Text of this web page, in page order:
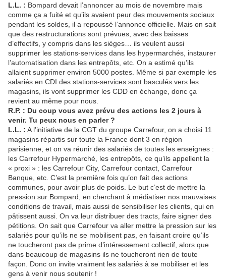
L.L. : Bompard devait l’annoncer au mois de novembre mais
comme ça a fuité et qu’ils avaient peur des mouvements sociaux
pendant les soldes, il a repoussé l’annonce officielle. Mais on sait
que des restructurations sont prévues, avec des baisses
d’effectifs, y compris dans les sièges… ils veulent aussi
supprimer les stations-services dans les hypermarchés, instaurer
l’automatisation dans les entrepôts, etc. On a estimé qu’ils
allaient supprimer environ 5000 postes. Même si par exemple les
salariés en CDI des stations-services sont basculés vers les
magasins, ils vont supprimer les CDD en échange, donc ça
revient au même pour nous.
R.P. : Du coup vous avez prévu des actions les 2 jours à
venir. Tu peux nous en parler ?
L.L. : A l’initiative de la CGT du groupe Carrefour, on a choisi 11
magasins répartis sur toute la France dont 3 en région
parisienne, et on va réunir des salariés de toutes les enseignes :
les Carrefour Hypermarché, les entrepôts, ce qu’ils appellent la
« proxi » : les Carrefour City, Carrefour contact, Carrefour
Banque, etc. C’est la première fois qu’on fait des actions
communes, pour avoir plus de poids. Le but c’est de mettre la
pression sur Bompard, en cherchant à médiatiser nos mauvaises
conditions de travail, mais aussi de sensibiliser les clients, qui en
pâtissent aussi. On va leur distribuer des tracts, faire signer des
pétitions. On sait que Carrefour va aller mettre la pression sur les
salariés pour qu’ils ne se mobilisent pas, en faisant croire qu’ils
ne toucheront pas de prime d’intéressement collectif, alors que
dans beaucoup de magasins ils ne toucheront rien de toute
façon. Donc on invite vraiment les salariés à se mobiliser et les
gens à venir nous soutenir !